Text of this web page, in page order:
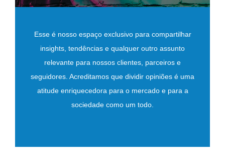
Esse é nosso espaço exclusivo para compartilhar
insights, tendências e qualquer outro assunto
relevante para nossos clientes, parceiros e
seguidores. Acreditamos que dividir opiniões é uma
atitude enriquecedora para o mercado e para a
sociedade como um todo.